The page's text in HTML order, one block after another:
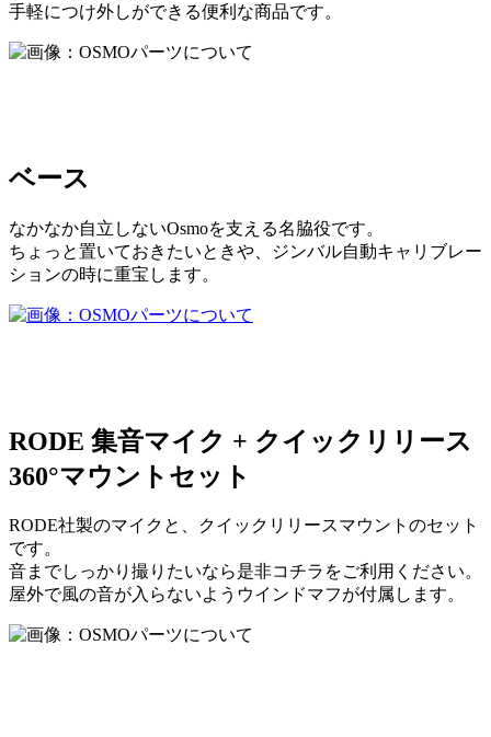
手軽につけ外しができる便利な商品です。
ベース
なかなか自立しないOsmoを支える名脇役です。
ちょっと置いておきたいときや、ジンバル自動キャリブレー
ションの時に重宝します。
RODE 集音マイク + クイックリリース
360°マウントセット
RODE社製のマイクと、クイックリリースマウントのセット
です。
音までしっかり撮りたいなら是非コチラをご利用ください。
屋外で風の音が入らないようウインドマフが付属します。